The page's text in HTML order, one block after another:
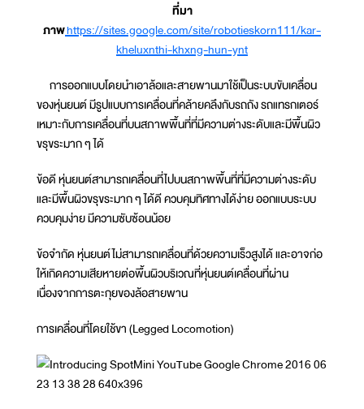
ที่มา
ภาพhttps://sites.google.com/site/robotieskorn111/kar-
kheluxnthi-khxng-hun-ynt
การออกแบบโดยนำเอาล้อและสายพานมาใช้เป็นระบบขับเคลื่อน
ของหุ่นยนต์ มีรูปแบบการเคลื่อนที่คล้ายคลึงกับรถถัง รถแทรกเตอร์
เหมาะกับการเคลื่อนที่บนสภาพพื้นที่ที่มีความต่างระดับและมีพื้นผิว
ขรุขระมาก ๆ ได้
ข้อดี หุ่นยนต์สามารถเคลื่อนที่ไปบนสภาพพื้นที่ที่มีความต่างระดับ
และมีพื้นผิวขรุขระมาก ๆ ได้ดี ควบคุมทิศทางได้ง่าย ออกแบบระบบ
ควบคุมง่าย มีความซับซ้อนน้อย
ข้อจำกัด หุ่นยนต์ไม่สามารถเคลื่อนที่ด้วยความเร็วสูงได้ และอาจก่อ
ให้เกิดความเสียหายต่อพื้นผิวบริเวณที่หุ่นยนต์เคลื่อนที่ผ่าน
เนื่องจากการตะกุยของล้อสายพาน
การเคลื่อนที่โดยใช้ขา (Legged Locomotion)